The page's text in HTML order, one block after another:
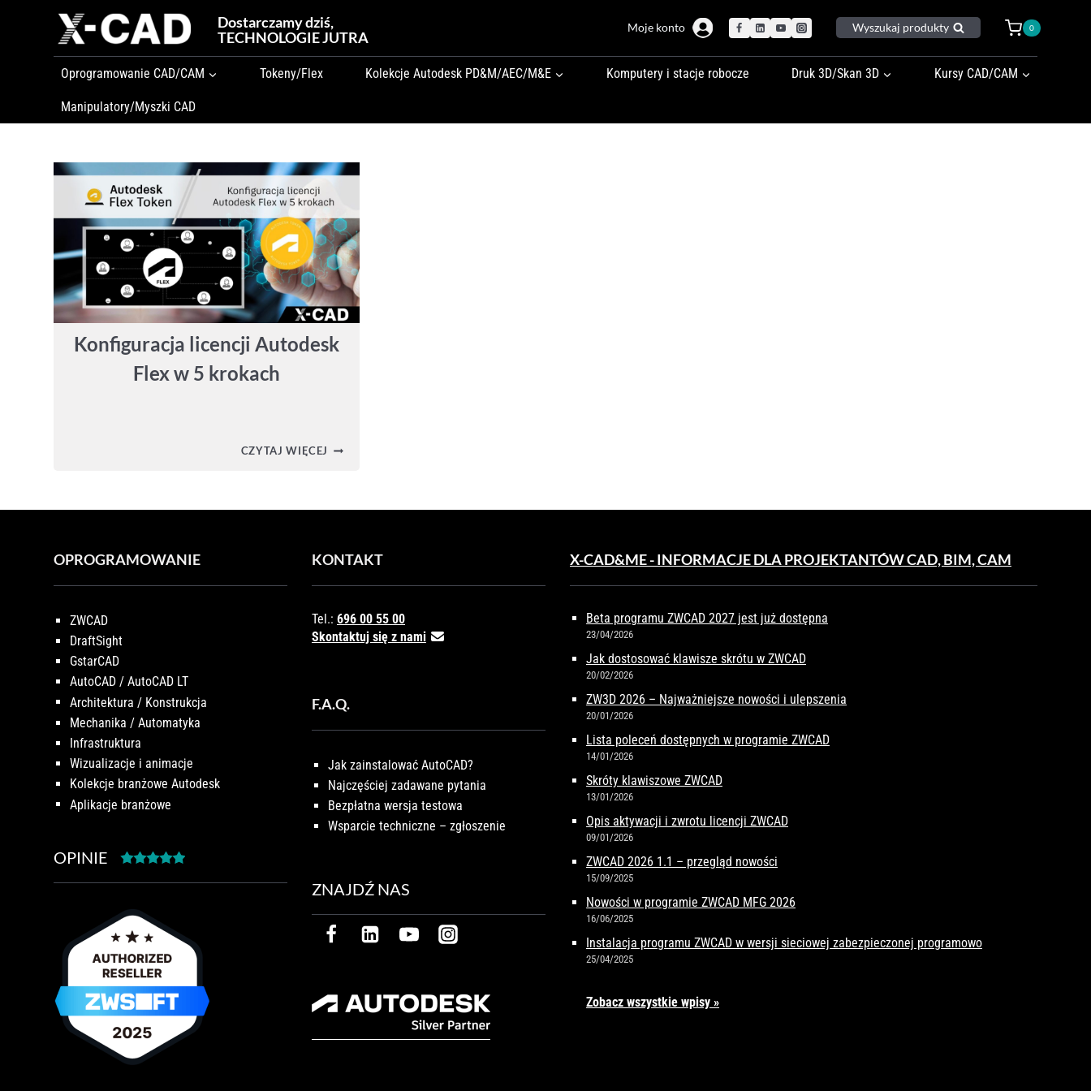
Dostarczamy dziś,
TECHNOLOGIE JUTRA
Moje konto Wyszukaj produkty 0
Oprogramowanie CAD/CAM Tokeny/Flex Kolekcje Autodesk PD&M/AEC/M&E Komputery i stacje robocze Druk 3D/Skan 3D Kursy CAD/CAM
Manipulatory/Myszki CAD
Konfiguracja licencji Autodesk
Flex w 5 krokach
CZYTAJ WIĘCEJ KONFIGURACJA
OPROGRAMOWANIE
ZWCAD
DraftSight
GstarCAD
AutoCAD / AutoCAD LT
Architektura / Konstrukcja
Mechanika / Automatyka
Infrastruktura
Wizualizacje i animacje
Kolekcje branżowe Autodesk
Aplikacje branżowe
OPINIE
KONTAKT
Tel.: 696 00 55 00
Skontaktuj się z nami
F.A.Q.
Jak zainstalować AutoCAD?
Najczęściej zadawane pytania
Bezpłatna wersja testowa
Wsparcie techniczne – zgłoszenie
ZNAJDŹ NAS
X-CAD&ME - INFORMACJE DLA PROJEKTANTÓW CAD, BIM, CAM
Beta programu ZWCAD 2027 jest już dostępna
23/04/2026
Jak dostosować klawisze skrótu w ZWCAD
20/02/2026
ZW3D 2026 – Najważniejsze nowości i ulepszenia
20/01/2026
Lista poleceń dostępnych w programie ZWCAD
14/01/2026
Skróty klawiszowe ZWCAD
13/01/2026
Opis aktywacji i zwrotu licencji ZWCAD
09/01/2026
ZWCAD 2026 1.1 – przegląd nowości
15/09/2025
Nowości w programie ZWCAD MFG 2026
16/06/2025
Instalacja programu ZWCAD w wersji sieciowej zabezpieczonej programowo
25/04/2025
Zobacz wszystkie wpisy »